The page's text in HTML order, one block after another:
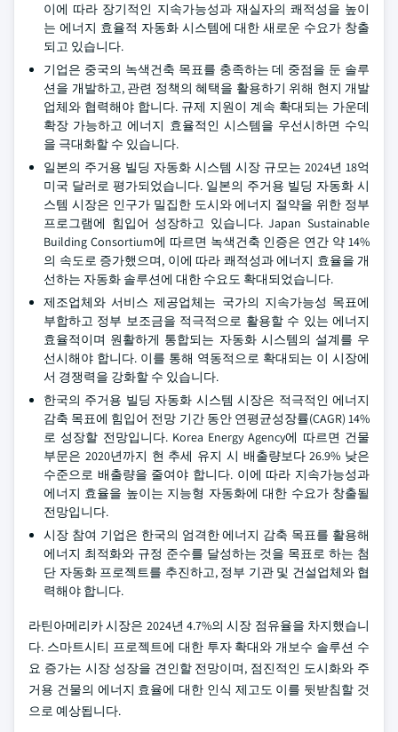
이에 따라 장기적인 지속가능성과 재실자의 쾌적성을 높이
는 에너지 효율적 자동화 시스템에 대한 새로운 수요가 창출
되고 있습니다.
기업은 중국의 녹색건축 목표를 충족하는 데 중점을 둔 솔루
션을 개발하고, 관련 정책의 혜택을 활용하기 위해 현지 개발
업체와 협력해야 합니다. 규제 지원이 계속 확대되는 가운데
확장 가능하고 에너지 효율적인 시스템을 우선시하면 수익
을 극대화할 수 있습니다.
일본의 주거용 빌딩 자동화 시스템 시장 규모는 2024년 18억
미국 달러로 평가되었습니다. 일본의 주거용 빌딩 자동화 시
스템 시장은 인구가 밀집한 도시와 에너지 절약을 위한 정부
프로그램에 힘입어 성장하고 있습니다. Japan Sustainable
Building Consortium에 따르면 녹색건축 인증은 연간 약 14%
의 속도로 증가했으며, 이에 따라 쾌적성과 에너지 효율을 개
선하는 자동화 솔루션에 대한 수요도 확대되었습니다.
제조업체와 서비스 제공업체는 국가의 지속가능성 목표에
부합하고 정부 보조금을 적극적으로 활용할 수 있는 에너지
효율적이며 원활하게 통합되는 자동화 시스템의 설계를 우
선시해야 합니다. 이를 통해 역동적으로 확대되는 이 시장에
서 경쟁력을 강화할 수 있습니다.
한국의 주거용 빌딩 자동화 시스템 시장은 적극적인 에너지
감축 목표에 힘입어 전망 기간 동안 연평균성장률(CAGR) 14%
로 성장할 전망입니다. Korea Energy Agency에 따르면 건물
부문은 2020년까지 현 추세 유지 시 배출량보다 26.9% 낮은
수준으로 배출량을 줄여야 합니다. 이에 따라 지속가능성과
에너지 효율을 높이는 지능형 자동화에 대한 수요가 창출될
전망입니다.
시장 참여 기업은 한국의 엄격한 에너지 감축 목표를 활용해
에너지 최적화와 규정 준수를 달성하는 것을 목표로 하는 첨
단 자동화 프로젝트를 추진하고, 정부 기관 및 건설업체와 협
력해야 합니다.
라틴아메리카 시장은 2024년 4.7%의 시장 점유율을 차지했습니
다. 스마트시티 프로젝트에 대한 투자 확대와 개보수 솔루션 수
요 증가는 시장 성장을 견인할 전망이며, 점진적인 도시화와 주
거용 건물의 에너지 효율에 대한 인식 제고도 이를 뒷받침할 것
으로 예상됩니다.